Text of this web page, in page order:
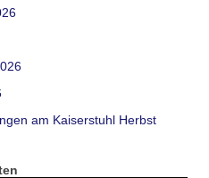
am Kaiserstuhl Herbst